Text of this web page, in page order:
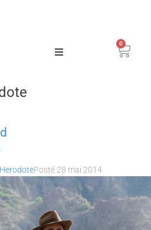
0
HerodotePosté 28 mai 2014